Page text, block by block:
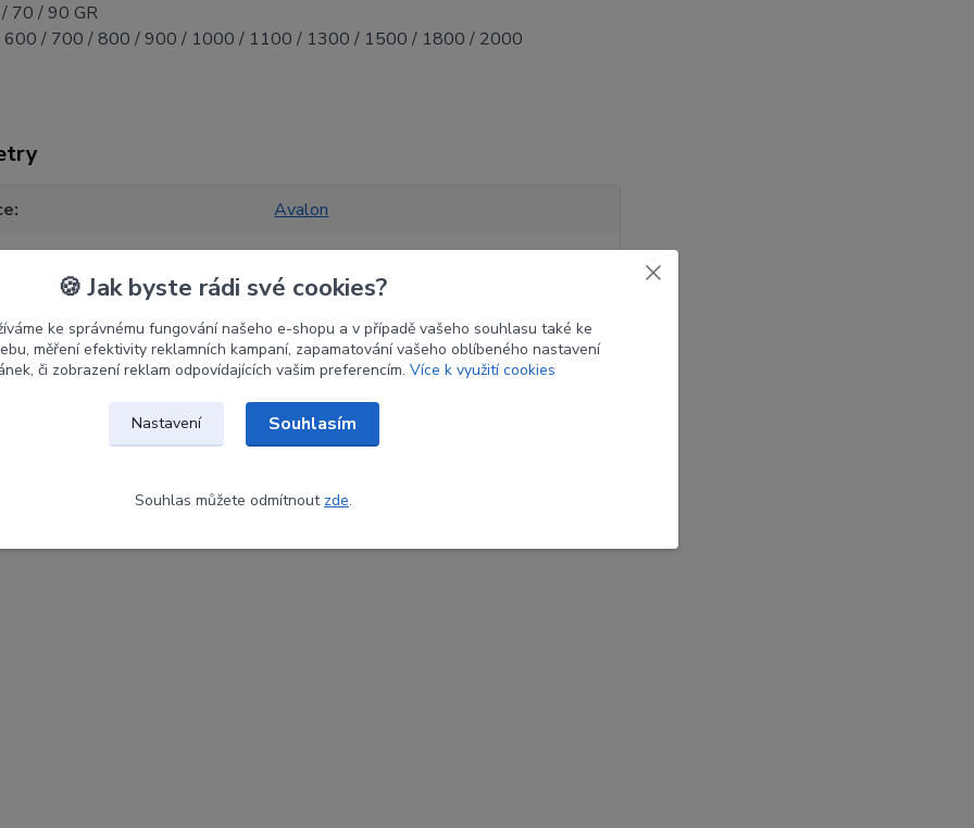
70 / 90 GR
600 / 700 / 800 / 900 / 1000 / 1100 / 1300 / 1500 / 1800 / 2000
Avalon
1000
v kategoriích
🍪 Jak byste rádi své cookies?
ke správnému fungování našeho e-shopu a v případě vašeho souhlasu také ke
měření efektivity reklamních kampaní, zapamatování vašeho oblíbeného nastavení
či zobrazení reklam odpovídajících vašim preferencím. Více k využití cookies
Nastavení Souhlasím
Souhlas můžete odmítnout zde.